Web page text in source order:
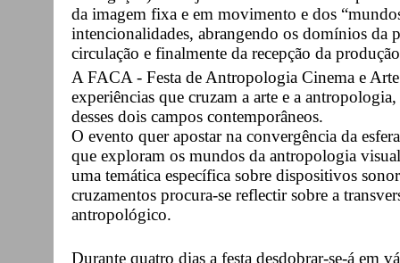
da imagem fixa e em movimento e dos
intencionalidades, abrangendo os domínios da
circulação e finalmente da recepção da
A FACA - Festa de Antropologia Cinema e
experiências que cruzam a arte e a
desses dois campos contemporâneos.
O evento quer apostar na convergência da
que exploram os mundos da antropologia
uma temática específica sobre dispositivos
cruzamentos procura-se reflectir sobre a
antropológico.
Durante quatro dias a festa desdobrar-se-á em